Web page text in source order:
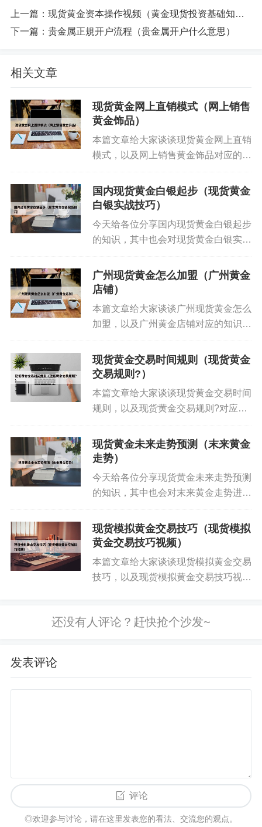
5、理解市场规律：认识到现货黄金市场是一个复杂
情。因此，在分析预测时，要尊重市场规律，不要
律：在任何市场中，赚钱的总是少数人。因此，在
投资现货黄金时，要保持冷静和理性，不要盲目跟
风或追涨杀跌。
需要套取外汇时，就会把一些黄金出售到市场上，
这样就加大了黄金的市场供应，导致供过于求，这
时黄金价格便会下跌。各国的货币政策 货币政策主
要是指银行利率的调整。现货黄金的价格跟银行利
杨呈发:4.19现货黄金白银,期货沪金沪银走势分
析
期货沪金2206走势分析 沪金整体呈现小幅震荡现货
的小阳柱。从技术指标来看，布林开口向上运行发
展，MACD金叉形成并放量。小时线上，收取一根
下影线的小阴柱，布林开口同样向上运行，MACD
行。参考现货黄金的走势，昨日沪金也重点关注了1
980一带的压制力度。
沪金操作思路现货黄金交流讨论发言：建议以反弹
做空为主，具体点位需结合实时行情判断。沪银220
以重点留意4950一线，若该线回落下破，则将转换
为波段阻力位置。惯性杀跌低点有望测试4850-4900
一带，该区域可以参考作为多单接回的位置，止损
现货白银 白银近期走势也处于反弹当中，日线级别
看，B浪c的上涨还不充分，因此建议以反弹高空为
主，回调低多为辅。期货沪金 日内走势：沪金日内
现货黄金白银操作建议及期货沪金沪银走势分析 现
货黄金操作建议：建议内容：建议于1897附近做
上一篇： 现货黄金资本操作视频（黄金现货投资基础知识）
下一篇： 贵金属正規开户流程（贵金属开户什么意思）
相关文章
现货黄金网上直销模式（网上销售
黄金饰品）
本篇文章给大家谈谈现货黄金网上直销
模式，以及网上销售黄金饰品对应的知
收藏本站喔。 本文目录一览： 1、目
前现货有哪几种? 2、黄金交易平台
国内现货黄金白银起步（现货黄金
白银实战技巧）
今天给各位分享国内现货黄金白银起步
的知识，其中也会对现货黄金白银实战
面临的问题，别忘了关注本站，现在开
始吧！本文目录一览： 1、国家从什么
广州现货黄金怎么加盟（广州黄金
店铺）
本篇文章给大家谈谈广州现货黄金怎么
加盟，以及广州黄金店铺对应的知识
藏本站喔。 本文目录一览： 1、怎样
加盟前海现货黄金代理尼? 2、加盟金
现货黄金交易时间规则（现货黄金
交易规则?）
本篇文章给大家谈谈现货黄金交易时间
规则，以及现货黄金交易规则?对应的
了收藏本站喔。 本文目录一览： 1、
现货黄金交易时间和规则 2、黄金交易
现货黄金未来走势预测（末来黄金
走势）
今天给各位分享现货黄金未来走势预测
的知识，其中也会对末来黄金走势进行
题，别忘了关注本站，现在开始吧！本
文目录一览： 1、黄金价格预测大反
现货模拟黄金交易技巧（现货模拟
黄金交易技巧视频）
本篇文章给大家谈谈现货模拟黄金交易
技巧，以及现货模拟黄金交易技巧视频
览： 1、童溢金:炒黄金掌握这些简单
发表评论
评论
◎欢迎参与讨论，请在这里发表您的看法、交流您的观点。